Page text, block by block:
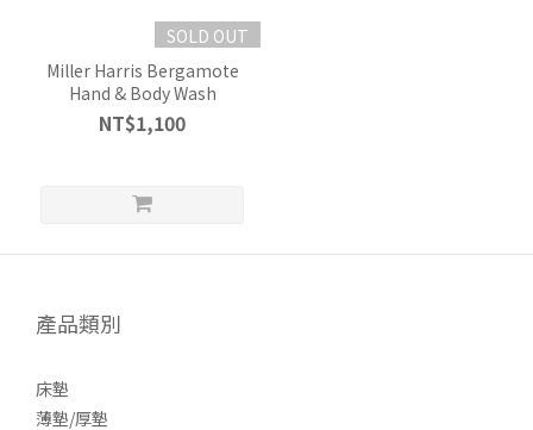
SOLD OUT
Miller Harris Bergamote
Hand & Body Wash
NT$1,100
產品類別
床墊
薄墊/厚墊